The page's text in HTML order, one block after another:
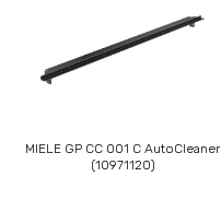
MIELE GP CC 001 C AutoCleaner
(10971120)